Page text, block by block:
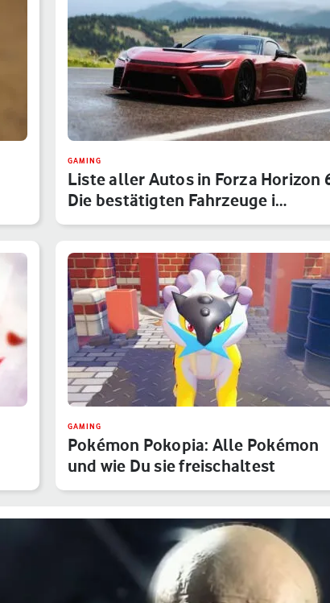
GAMING
Liste aller Autos in Forza Horizon
Die bestätigten Fahrzeuge i…
GAMING
Pokémon Pokopia: Alle Pokémon
und wie Du sie freischaltest